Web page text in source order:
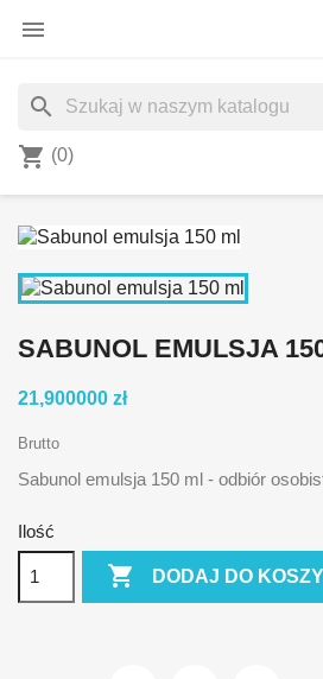

search
shopping_cart (0)
SABUNOL EMULSJA
21,900000 zł
Brutto
Sabunol emulsja 150 ml - odbiór
Ilość
 DODAJ DO